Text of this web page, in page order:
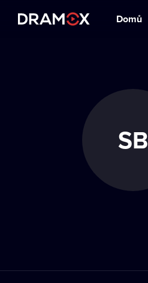
Domů
SB